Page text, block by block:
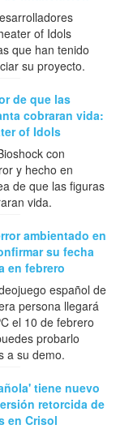
of Idols
que han tenido
su proyecto.
de que las
cobraran vida:
of Idols
con
y hecho en
de que las figuras
vida.
ambientado en
su fecha
en febrero
español de
persona llegará
el 10 de febrero
probarlo
a su demo.
tiene nuevo
retorcida de
en Crisol